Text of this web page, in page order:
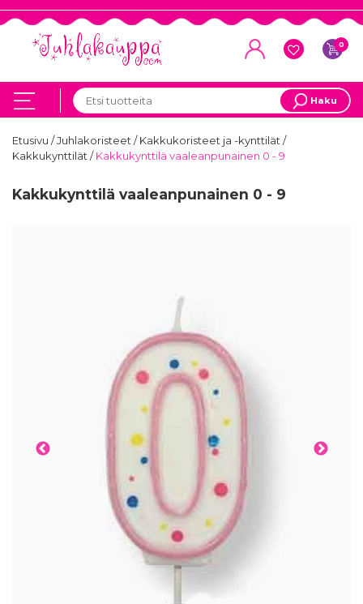
0
Haku
Etusivu /Juhlakoristeet/Kakkukoristeet ja -kynttilät/
Kakkukynttilät/Kakkukynttilä vaaleanpunainen 0 - 9
Kakkukynttilä vaaleanpunainen 0 - 9